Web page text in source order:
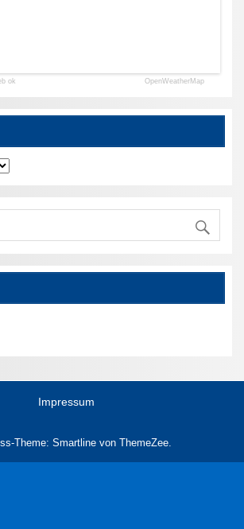
ok OpenWeatherMap
Impressum
Theme: Smartline von ThemeZee.